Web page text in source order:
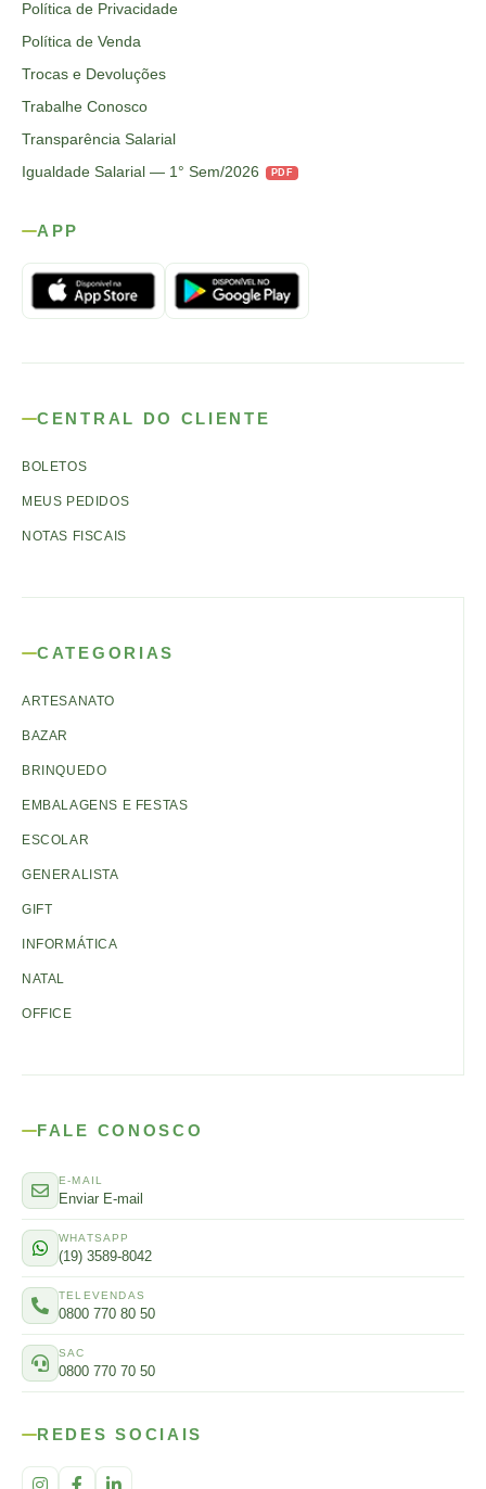
Política de Privacidade
Política de Venda
Trocas e Devoluções
Trabalhe Conosco
Transparência Salarial
Igualdade Salarial — 1° Sem/2026
PDF
APP
CENTRAL DO CLIENTE
BOLETOS
MEUS PEDIDOS
NOTAS FISCAIS
CATEGORIAS
ARTESANATO
BAZAR
BRINQUEDO
EMBALAGENS E FESTAS
ESCOLAR
GENERALISTA
GIFT
INFORMÁTICA
NATAL
OFFICE
FALE CONOSCO
E-MAIL
Enviar E-mail
WHATSAPP
(19) 3589-8042
TELEVENDAS
0800 770 80 50
SAC
0800 770 70 50
REDES SOCIAIS